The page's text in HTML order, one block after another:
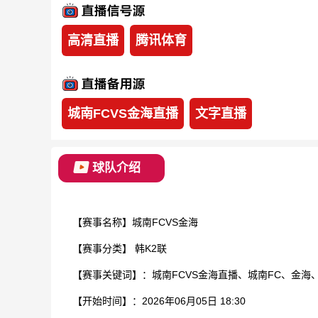
高清直播 腾讯体育
城南FCVS金海直播 文字直播
球队介绍
【赛事名称】城南FCVS金海
【赛事分类】 韩K2联
【赛事关键词】：城南FCVS金海直播、城南FC、金海
【开始时间】：2026年06月05日 18:30